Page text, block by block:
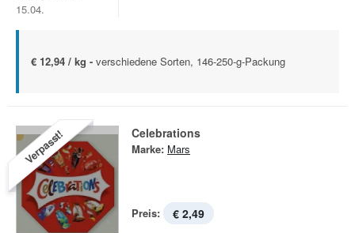
15.04.
€ 12,94 / kg - verschiedene Sorten, 146-250-g-Packung
Verpasst! Celebrations
Marke: Mars
Preis: € 2,49